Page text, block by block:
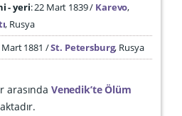
- yeri 22 Mart 1839 Karevo,
, Rusya
Mart 1881 St. Petersburg, Rusya
arasında Venedik’te Ölüm